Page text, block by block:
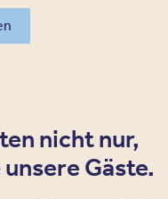
nicht nur,
Gäste.